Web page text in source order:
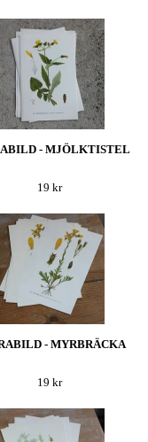
- MJÖLKTISTEL
19 kr
- MYRBRÄCKA
19 kr